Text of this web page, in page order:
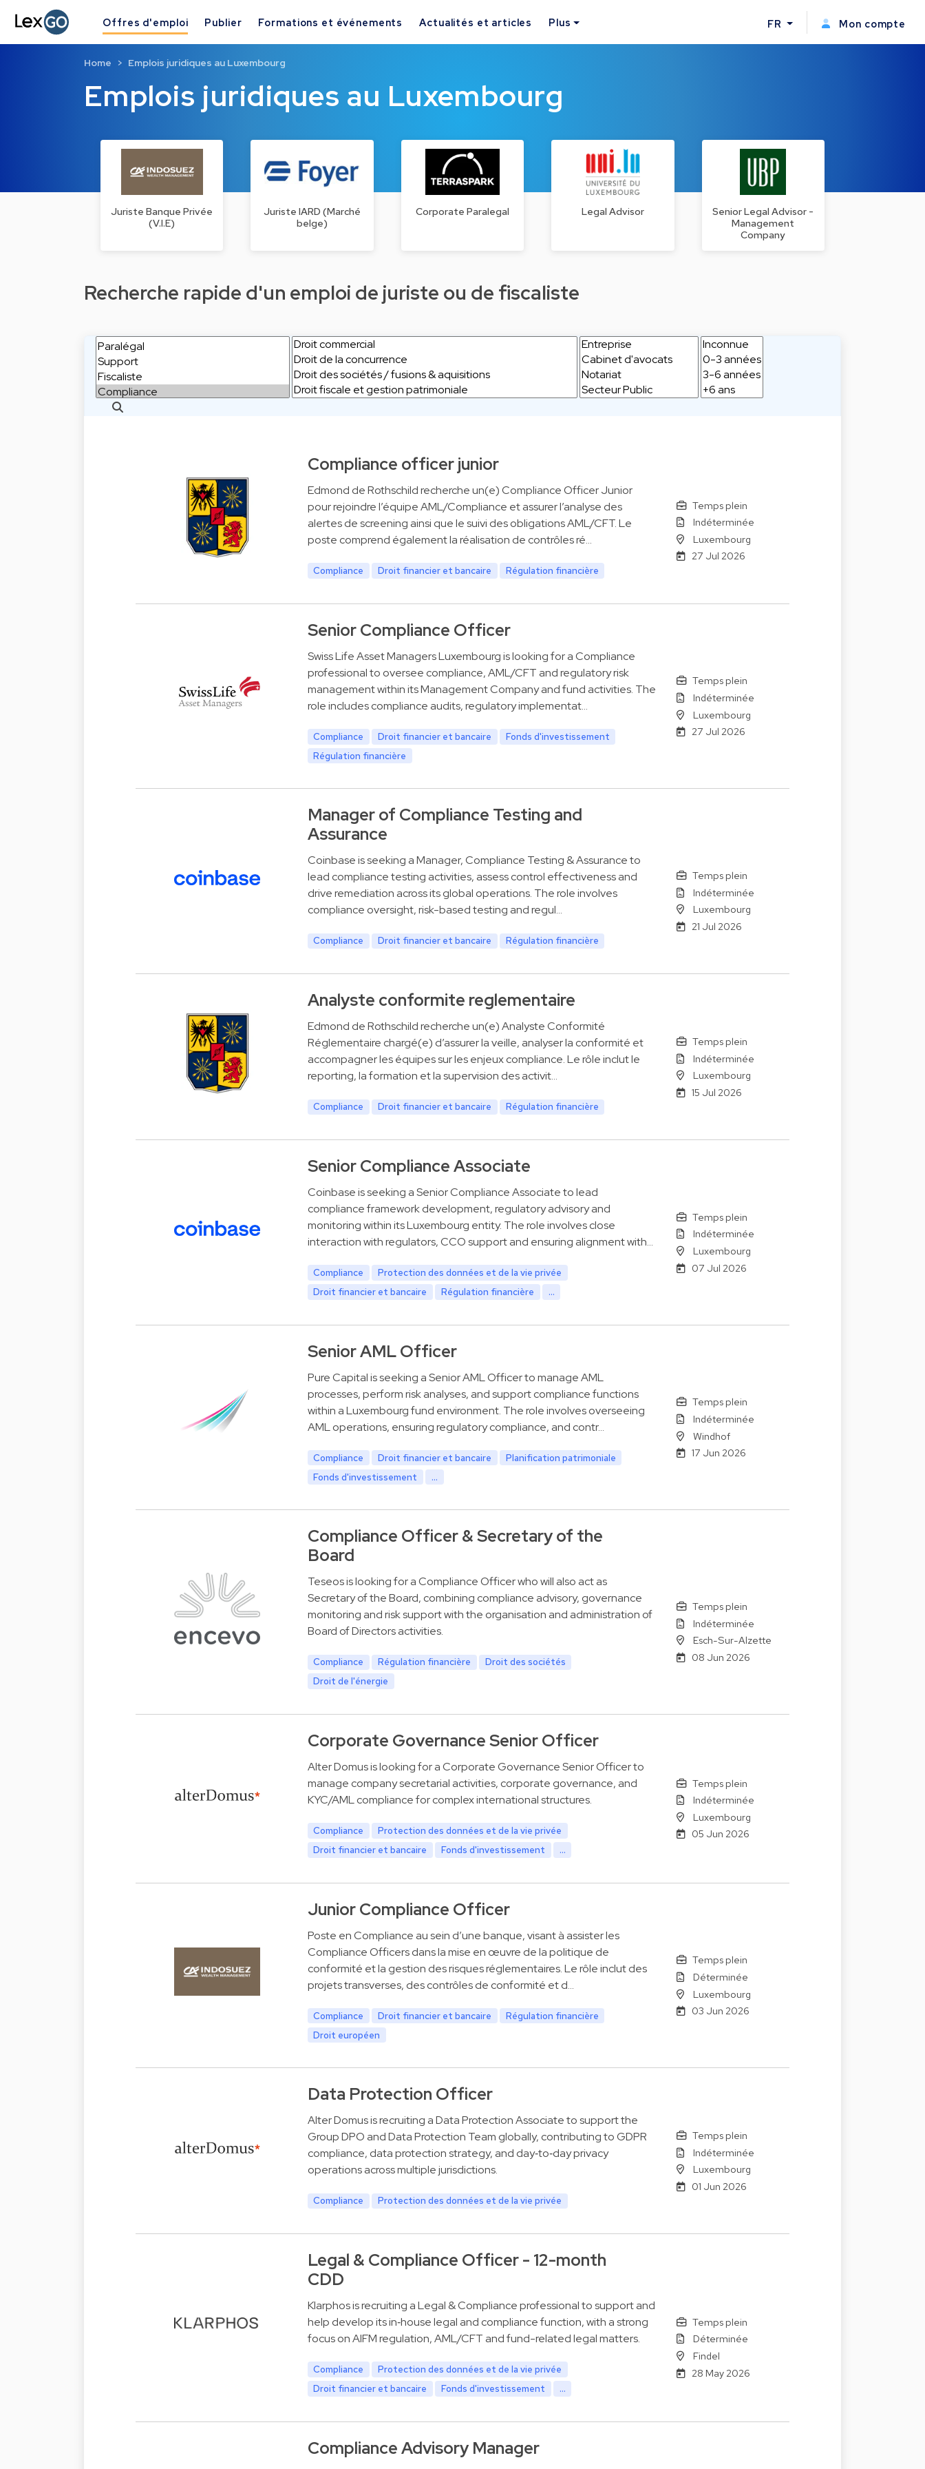
Offres d'emploi Publier Formations et événements Actualités et articles Plus FR Mon compte
Emplois juridiques au Luxembourg
Home Emplois juridiques au Luxembourg
Juriste Banque Privée
(V.I.E)
Juriste IARD (Marché
belge)
Corporate Paralegal Legal Advisor
Senior Legal Advisor -
Management
Company
Recherche rapide d'un emploi de juriste ou de fiscaliste
Compliance officer junior
Edmond de Rothschild recherche un(e) Compliance Officer Junior
pour rejoindre l’équipe AML/Compliance et assurer l’analyse des
alertes de screening ainsi que le suivi des obligations AML/CFT. Le
poste comprend également la réalisation de contrôles ré…
Compliance Droit financier et bancaire Régulation financière
Temps plein
Indéterminée
Luxembourg
27 Jul 2026
Senior Compliance Officer
Swiss Life Asset Managers Luxembourg is looking for a Compliance
professional to oversee compliance, AML/CFT and regulatory risk
management within its Management Company and fund activities. The
role includes compliance audits, regulatory implementat…
Compliance Droit financier et bancaire
Fonds d'investissement
Régulation financière
Temps plein
Indéterminée
Luxembourg
27 Jul 2026
Manager of Compliance Testing and
Assurance
Coinbase is seeking a Manager, Compliance Testing & Assurance to
lead compliance testing activities, assess control effectiveness and
drive remediation across its global operations. The role involves
compliance oversight, risk-based testing and regul…
Compliance Droit financier et bancaire Régulation financière
Temps plein
Indéterminée
Luxembourg
21 Jul 2026
Analyste conformite reglementaire
Edmond de Rothschild recherche un(e) Analyste Conformité
Réglementaire chargé(e) d’assurer la veille, analyser la conformité et
accompagner les équipes sur les enjeux compliance. Le rôle inclut le
reporting, la formation et la supervision des activit…
Compliance Droit financier et bancaire Régulation financière
Temps plein
Indéterminée
Luxembourg
15 Jul 2026
Senior Compliance Associate
Coinbase is seeking a Senior Compliance Associate to lead
compliance framework development, regulatory advisory and
monitoring within its Luxembourg entity. The role involves close
interaction with regulators, CCO support and ensuring alignment with…
Compliance
Protection des données et de la vie privée
Droit financier et bancaire
Régulation financière ...
Temps plein
Indéterminée
Luxembourg
07 Jul 2026
Senior AML Officer
Pure Capital is seeking a Senior AML Officer to manage AML
processes, perform risk analyses, and support compliance functions
within a Luxembourg fund environment. The role involves overseeing
AML operations, ensuring regulatory compliance, and contr…
Compliance Droit financier et bancaire
Planification patrimoniale
Fonds d'investissement
...
Temps plein
Indéterminée
Windhof
17 Jun 2026
Compliance Officer & Secretary of the
Board
Teseos is looking for a Compliance Officer who will also act as
Secretary of the Board, combining compliance advisory, governance
monitoring and risk support with the organisation and administration of
Board of Directors activities.
Compliance Régulation financière
Droit des sociétés
Droit de l'énergie
Temps plein
Indéterminée
Esch-Sur-Alzette
08 Jun 2026
Corporate Governance Senior Officer
Alter Domus is looking for a Corporate Governance Senior Officer to
manage company secretarial activities, corporate governance, and
KYC/AML compliance for complex international structures.
Compliance
Protection des données et de la vie privée
Droit financier et bancaire
Fonds d'investissement ...
Temps plein
Indéterminée
Luxembourg
05 Jun 2026
Junior Compliance Officer
Poste en Compliance au sein d’une banque, visant à assister les
Compliance Officers dans la mise en œuvre de la politique de
conformité et la gestion des risques réglementaires. Le rôle inclut des
projets transverses, des contrôles de conformité et d…
Compliance Droit financier et bancaire
Régulation financière
Droit européen
Temps plein
Déterminée
Luxembourg
03 Jun 2026
Data Protection Officer
Alter Domus is recruiting a Data Protection Associate to support the
Group DPO and Data Protection Team globally, contributing to GDPR
compliance, data protection strategy, and day‑to‑day privacy
operations across multiple jurisdictions.
Compliance Protection des données et de la vie privée
Temps plein
Indéterminée
Luxembourg
01 Jun 2026
Legal & Compliance Officer - 12-month
CDD
Klarphos is recruiting a Legal & Compliance professional to support and
help develop its in‑house legal and compliance function, with a strong
focus on AIFM regulation, AML/CFT and fund-related legal matters.
Compliance
Protection des données et de la vie privée
Droit financier et bancaire
Fonds d'investissement ...
Temps plein
Déterminée
Findel
28 May 2026
Compliance Advisory Manager